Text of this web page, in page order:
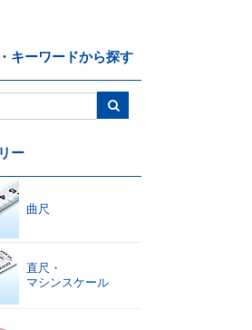
水平器
キーワードから探す
ー
曲尺
直尺 ・
マシンスケール